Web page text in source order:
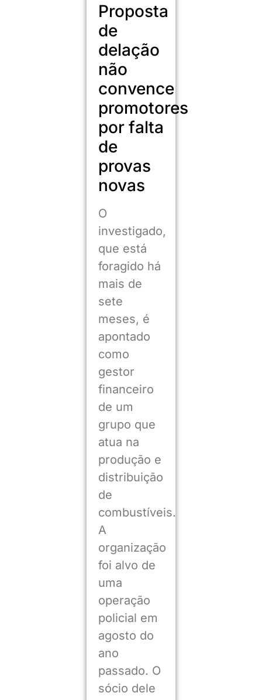
Proposta
de
delação
não
convence
promotores
por falta
de
provas
novas
O
investigado,
que está
foragido há
mais de
sete
meses, é
apontado
como
gestor
financeiro
de um
grupo que
atua na
produção e
distribuição
de
combustíveis.
A
organização
foi alvo de
uma
operação
policial em
agosto do
ano
passado. O
sócio dele